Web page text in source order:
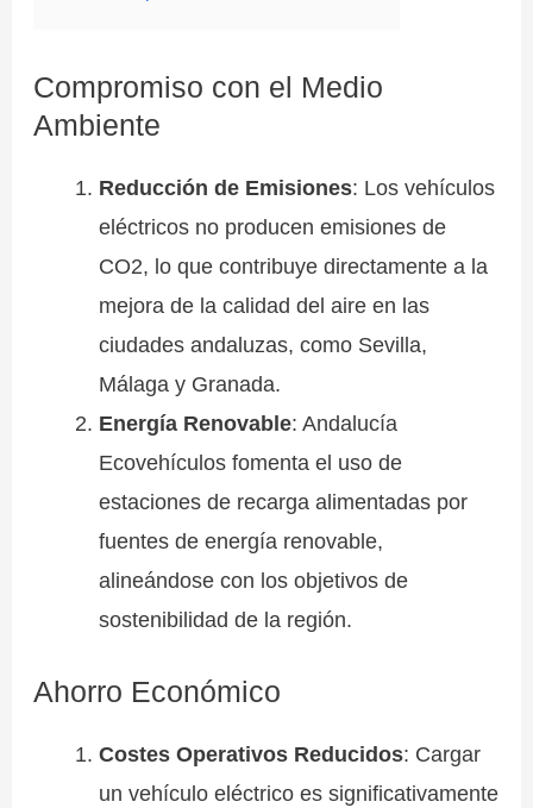
Compromiso con el Medio
Ambiente
Reducción de Emisiones: Los vehículos
eléctricos no producen emisiones de
CO2, lo que contribuye directamente a la
mejora de la calidad del aire en las
ciudades andaluzas, como Sevilla,
Málaga y Granada.
Energía Renovable: Andalucía
Ecovehículos fomenta el uso de
estaciones de recarga alimentadas por
fuentes de energía renovable,
alineándose con los objetivos de
sostenibilidad de la región.
Ahorro Económico
Costes Operativos Reducidos: Cargar
un vehículo eléctrico es significativamente